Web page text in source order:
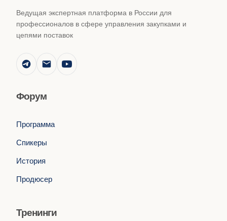
Ведущая экспертная платформа в России для
профессионалов в сфере управления закупками и
цепями поставок
Форум
Программа
Спикеры
История
Продюсер
Тренинги